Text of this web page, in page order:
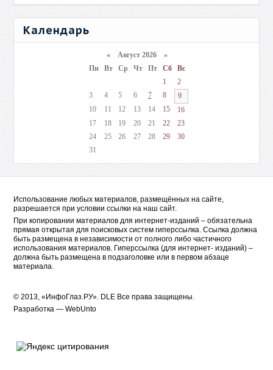
Календарь
«Август 2026 »
Пн
Вт Ср Чт Пт Сб
Вс
1
2
3
4 5 6 7 8
9
10
11 12 13 14 15
16
17
18 19 20 21 22
23
24
25 26 27 28 29
30
31
Использование любых материалов, размещённых на сайте,
разрешается при условии ссылки на наш сайт.
При копировании материалов для интернет-изданий – обязательна
прямая открытая для поисковых систем гиперссылка. Ссылка должна
быть размещена в независимости от полного либо частичного
использования материалов. Гиперссылка (для интернет- изданий) –
должна быть размещена в подзаголовке или в первом абзаце
материала.
© 2013, «ИнфоГлаз.РУ». DLE Все права защищены.
Разработка —WebUnto